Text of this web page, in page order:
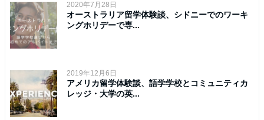
2020年7月28日
オーストラリア留学体験談、シドニーでのワーキ
ングホリデーで専...
2019年12月6日
アメリカ留学体験談、語学学校とコミュニティカ
レッジ・大学の英...